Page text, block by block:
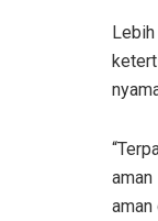
aman